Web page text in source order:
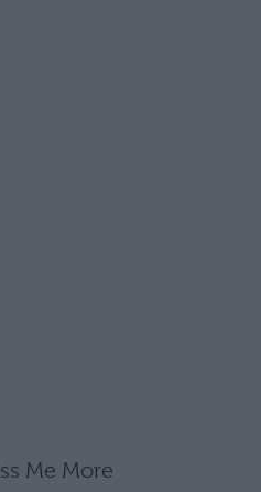
Me More